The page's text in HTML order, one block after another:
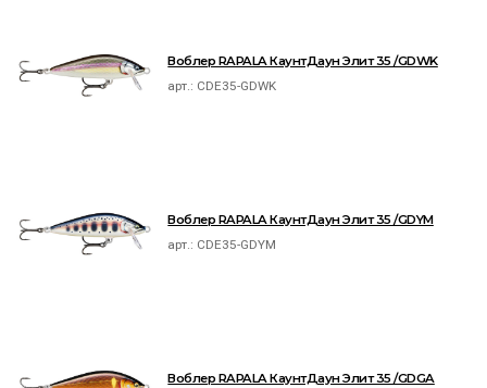
Воблер RAPALA КаунтДаун Элит 35 /GDWK
арт.: CDE35-GDWK
Воблер RAPALA КаунтДаун Элит 35 /GDYM
арт.: CDE35-GDYM
Воблер RAPALA КаунтДаун Элит 35 /GDGA